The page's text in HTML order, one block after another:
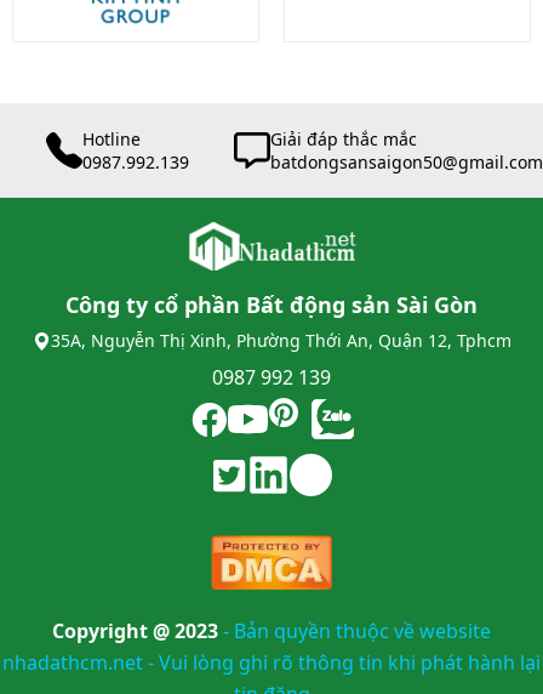
Hotline
0987.992.139
Giải đáp thắc mắc
batdongsansaigon50@gmail.com
Công ty cổ phần Bất động sản Sài Gòn
35A, Nguyễn Thị Xinh, Phường Thới An, Quận 12, Tphcm
0987 992 139
Copyright @ 2023- Bản quyền thuộc về website
nhadathcm.net - Vui lòng ghi rõ thông tin khi phát hành lại